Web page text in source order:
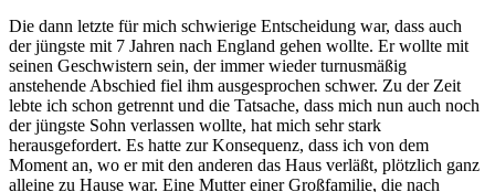
Die dann letzte für mich schwierige Entscheidung war, dass auch
der jüngste mit 7 Jahren nach England gehen wollte. Er wollte mit
seinen Geschwistern sein, der immer wieder turnusmäßig
anstehende Abschied fiel ihm ausgesprochen schwer. Zu der Zeit
lebte ich schon getrennt und die Tatsache, dass mich nun auch noch
der jüngste Sohn verlassen wollte, hat mich sehr stark
herausgefordert. Es hatte zur Konsequenz, dass ich von dem
Moment an, wo er mit den anderen das Haus verläßt, plötzlich ganz
alleine zu Hause war. Eine Mutter einer Großfamilie, die nach